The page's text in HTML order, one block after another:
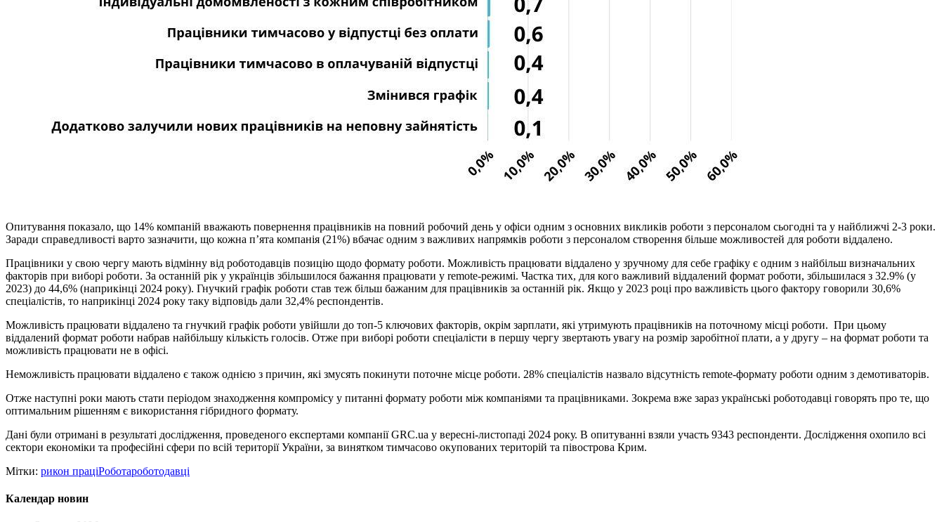
Опитування показало, що 14% компаній вважають повернення працівників на повний робочий день у офіси одним з основних викликів роботи з персоналом сьогодні та у найближчі 2-3 роки.
Заради справедливості варто зазначити, що кожна п’ята компанія (21%) вбачає одним з важливих напрямків роботи з персоналом створення більше можливостей для роботи віддалено.
Працівники у свою чергу мають відмінну від роботодавців позицію щодо формату роботи. Можливість працювати віддалено у зручному для себе графіку є одним з найбільш визначальних
факторів при виборі роботи. За останній рік у українців збільшилося бажання працювати у remote-режимі. Частка тих, для кого важливий віддалений формат роботи, збільшилася з 32.9% (у
2023) до 44,6% (наприкінці 2024 року). Гнучкий графік роботи став теж більш бажаним для працівників за останній рік. Якщо у 2023 році про важливість цього фактору говорили 30,6%
спеціалістів, то наприкінці 2024 року таку відповідь дали 32,4% респондентів.
Можливість працювати віддалено та гнучкий графік роботи увійшли до топ-5 ключових факторів, окрім зарплати, які утримують працівників на поточному місці роботи. При цьому
віддалений формат роботи набрав найбільшу кількість голосів. Отже при виборі роботи спеціалісти в першу чергу звертають увагу на розмір заробітної плати, а у другу – на формат роботи та
можливість працювати не в офісі.
Неможливість працювати віддалено є також однією з причин, які змусять покинути поточне місце роботи. 28% спеціалістів назвало відсутність remote-формату роботи одним з демотиваторів.
Отже наступні роки мають стати періодом знаходження компромісу у питанні формату роботи між компаніями та працівниками. Зокрема вже зараз українські роботодавці говорять про те, що
оптимальним рішенням є використання гібридного формату.
Дані були отримані в результаті дослідження, проведеного експертами компанії GRC.ua у вересні-листопаді 2024 року. В опитуванні взяли участь 9343 респонденти. Дослідження охопило всі
сектори економіки та професійні сфери по всій території України, за винятком тимчасово окупованих територій та півострова Крим.
Мітки: рикон праціРоботароботодавці
Календар новин